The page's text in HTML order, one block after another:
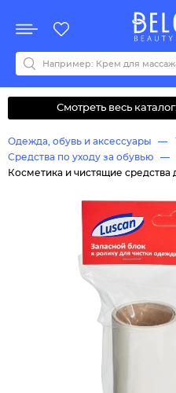
Все бренды
0-9ABCDEFGHIJKLMNOPQRST
Смотреть весь
Одежда, обувь и аксессуары
Средства по уходу за обувью
Косметика и чистящие средства